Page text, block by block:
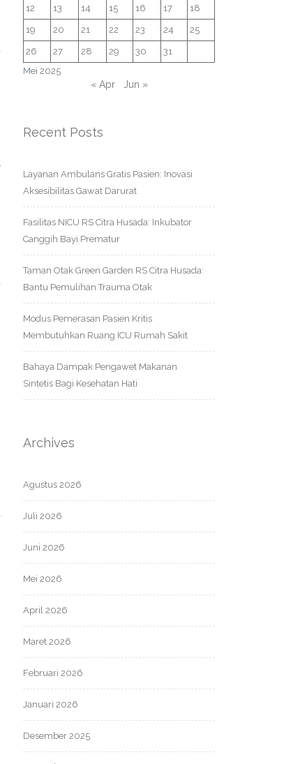
Mei 2025
12 13 14 15 16 17 18
19 20 21 22 23 24 25
26 27 28 29 30 31
« Apr Jun »
Recent Posts
Layanan Ambulans Gratis Pasien: Inovasi
Aksesibilitas Gawat Darurat
Fasilitas NICU RS Citra Husada: Inkubator
Canggih Bayi Prematur
Taman Otak Green Garden RS Citra Husada:
Bantu Pemulihan Trauma Otak
Modus Pemerasan Pasien Kritis
Membutuhkan Ruang ICU Rumah Sakit
Bahaya Dampak Pengawet Makanan
Sintetis Bagi Kesehatan Hati
Archives
Agustus 2026
Juli 2026
Juni 2026
Mei 2026
April 2026
Maret 2026
Februari 2026
Januari 2026
Desember 2025